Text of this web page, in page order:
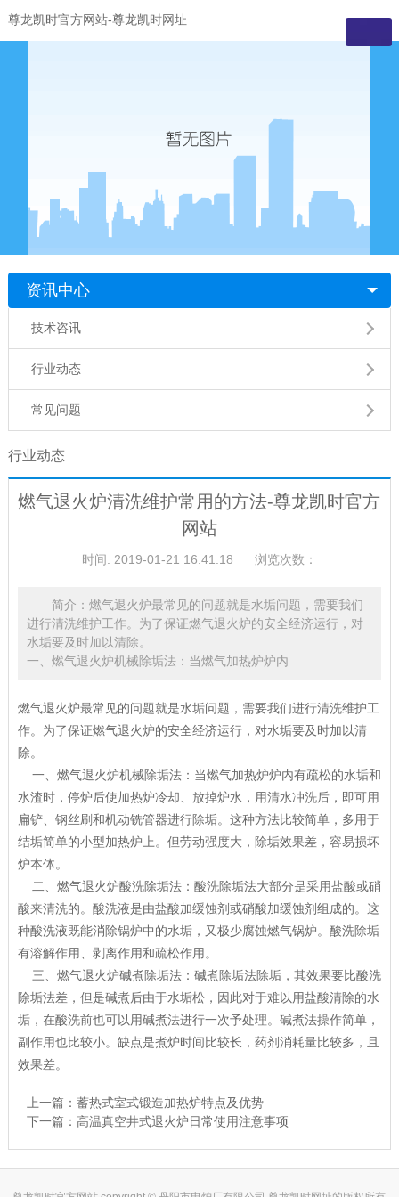
尊龙凯时官方网站-尊龙凯时网址
资讯中心
技术咨讯
行业动态
常见问题
行业动态
燃气退火炉清洗维护常用的方法-尊龙凯时官方
网站
时间: 2019-01-21 16:41:18 浏览次数：
简介：燃气退火炉最常见的问题就是水垢问题，需要我们
进行清洗维护工作。为了保证燃气退火炉的安全经济运行，对
水垢要及时加以清除。
一、燃气退火炉机械除垢法：当燃气加热炉炉内
燃气退火炉最常见的问题就是水垢问题，需要我们进行清洗维护工
作。为了保证燃气退火炉的安全经济运行，对水垢要及时加以清
除。
一、燃气退火炉机械除垢法：当燃气加热炉炉内有疏松的水垢和
水渣时，停炉后使加热炉冷却、放掉炉水，用清水冲洗后，即可用
扁铲、钢丝刷和机动铣管器进行除垢。这种方法比较简单，多用于
结垢简单的小型加热炉上。但劳动强度大，除垢效果差，容易损坏
炉本体。
二、燃气退火炉酸洗除垢法：酸洗除垢法大部分是采用盐酸或硝
酸来清洗的。酸洗液是由盐酸加缓蚀剂或硝酸加缓蚀剂组成的。这
种酸洗液既能消除锅炉中的水垢，又极少腐蚀燃气锅炉。酸洗除垢
有溶解作用、剥离作用和疏松作用。
三、燃气退火炉碱煮除垢法：碱煮除垢法除垢，其效果要比酸洗
除垢法差，但是碱煮后由于水垢松，因此对于难以用盐酸清除的水
垢，在酸洗前也可以用碱煮法进行一次予处理。碱煮法操作简单，
副作用也比较小。缺点是煮炉时间比较长，药剂消耗量比较多，且
效果差。
上一篇： 蓄热式室式锻造加热炉特点及优势
下一篇： 高温真空井式退火炉日常使用注意事项